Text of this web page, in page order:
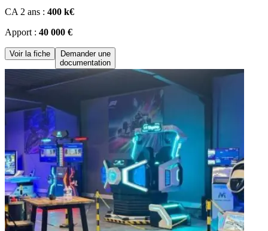
CA 2 ans : 400 k€
Apport : 40 000 €
Voir la fiche
Demander une
documentation